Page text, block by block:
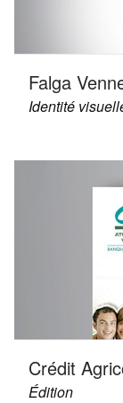
Falga
Identité
Crédit
Édition